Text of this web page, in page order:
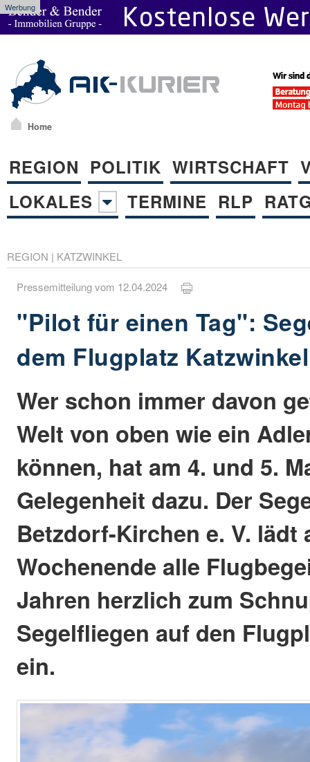
Werbung
Home
REGION POLITIK WIRTSCHAFT
LOKALES
TERMINE RLP
REGION | KATZWINKEL
Pressemitteilung vom 12.04.2024
"Pilot für einen Tag":
dem Flugplatz
Wer schon immer davon
Welt von oben wie ein
können, hat am 4. und 5.
Gelegenheit dazu. Der
Betzdorf-Kirchen e. V. lädt
Wochenende alle
Jahren herzlich zum
Segelfliegen auf den
ein.